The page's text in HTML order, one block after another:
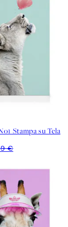
Stampa su Tela
€